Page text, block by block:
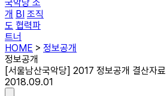
국악당 소
개 BI 조직
도 협력파
트너
HOME > 정보공개
정보공개
[서울남산국악당] 2017 정보공개 결산자료
2018.09.01